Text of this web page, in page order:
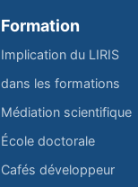
Formation
Implication du LIRIS
dans les formations
Médiation scientifique
École doctorale
Cafés développeur